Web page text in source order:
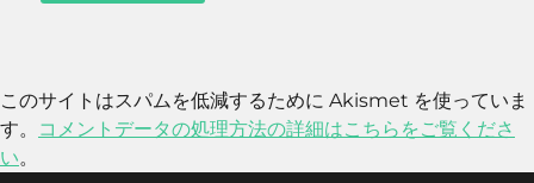
このサイトはスパムを低減するために Akismet を使っていま
す。
コメントデータの処理方法の詳細はこちらをご覧くださ
い。